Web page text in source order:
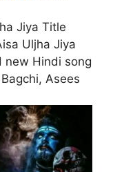
Jiya Title
Uljha Jiya
new Hindi song
Asees